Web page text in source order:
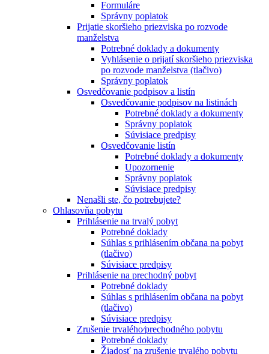
Formuláre
Správny poplatok
Prijatie skoršieho priezviska po rozvode
manželstva
Potrebné doklady a dokumenty
Vyhlásenie o prijatí skoršieho priezviska
po rozvode manželstva (tlačivo)
Správny poplatok
Osvedčovanie podpisov a listín
Osvedčovanie podpisov na listinách
Potrebné doklady a dokumenty
Správny poplatok
Súvisiace predpisy
Osvedčovanie listín
Potrebné doklady a dokumenty
Upozornenie
Správny poplatok
Súvisiace predpisy
Nenašli ste, čo potrebujete?
Ohlasovňa pobytu
Prihlásenie na trvalý pobyt
Potrebné doklady
Súhlas s prihlásením občana na pobyt
(tlačivo)
Súvisiace predpisy
Prihlásenie na prechodný pobyt
Potrebné doklady
Súhlas s prihlásením občana na pobyt
(tlačivo)
Súvisiace predpisy
Zrušenie trvalého⁄prechodného pobytu
Potrebné doklady
Žiadosť na zrušenie trvalého pobytu